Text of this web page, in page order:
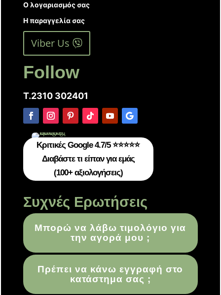
Ο λογαριασμός σας
Η παραγγελία σας
Viber Us
Follow
T.2310 302401
Κριτικές Google 4.7/5 ⭐⭐⭐⭐⭐
Διαβάστε τι είπαν για εμάς
(100+ αξιολογήσεις)
Συχνές Ερωτήσεις
Μπορώ να λάβω τιμολόγιο για
την αγορά μου ;
Πρέπει να κάνω εγγραφή στο
κατάστημα σας ;